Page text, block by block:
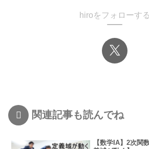
hiroをフォローする
関連記事も読んでね
【数学IA】2次関